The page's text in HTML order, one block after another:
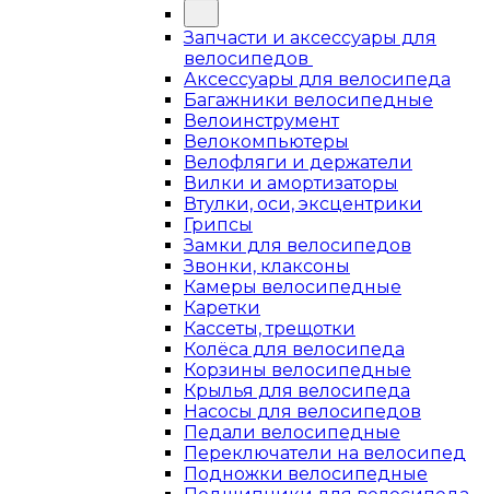
Запчасти и аксессуары для
велосипедов
Аксессуары для велосипеда
Багажники велосипедные
Велоинструмент
Велокомпьютеры
Велофляги и держатели
Вилки и амортизаторы
Втулки, оси, эксцентрики
Грипсы
Замки для велосипедов
Звонки, клаксоны
Камеры велосипедные
Каретки
Кассеты, трещотки
Колёса для велосипеда
Корзины велосипедные
Крылья для велосипеда
Насосы для велосипедов
Педали велосипедные
Переключатели на велосипед
Подножки велосипедные